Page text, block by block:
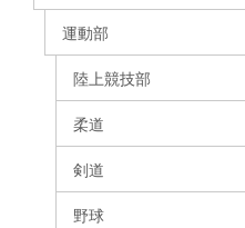
運動部
陸上競技部
柔道
剣道
野球